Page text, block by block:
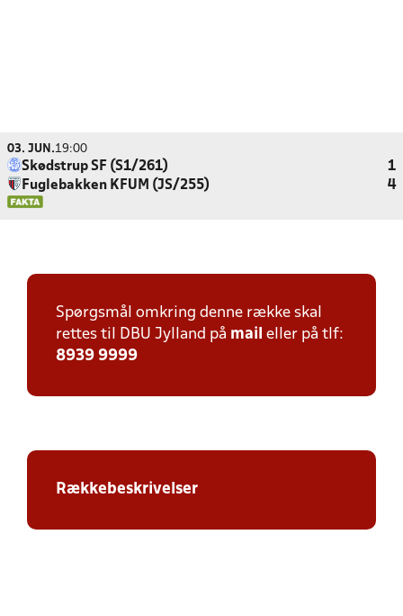
03. JUN.19:00
Skødstrup SF (S1/261)
1
Fuglebakken KFUM (JS/255)
4
Spørgsmål omkring denne række skal
rettes til DBU Jylland på mail eller på tlf:
8939 9999
Rækkebeskrivelser